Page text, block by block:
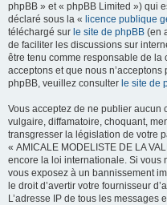
phpBB » et « phpBB Limited ») qui
déclaré sous la « licence publique
téléchargé sur le site de phpBB (en
de faciliter les discussions sur
être tenu comme responsable de
acceptons et que nous
phpBB, veuillez consulter le site de
Vous acceptez de ne publier aucun
vulgaire, diffamatoire, choquant,
transgresser la législation de votre
« AMICALE MODELISTE DE LA
encore la loi internationale. Si vous
vous exposez à un bannissement
le droit d’avertir votre fournisseur
L’adresse IP de tous les messages